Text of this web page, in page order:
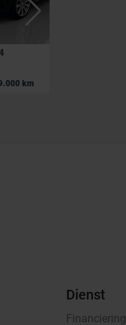
km
Dienst
Financiering